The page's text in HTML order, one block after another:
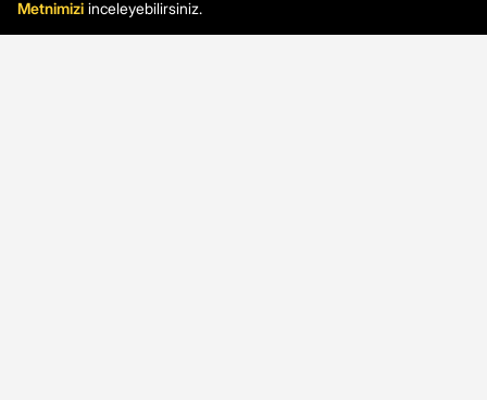
Metnimizi inceleyebilirsiniz.